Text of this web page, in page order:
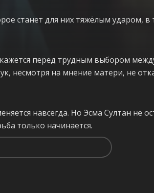
станет для них тяжёлым ударом, в
перед трудным выбором
несмотря на мнение матери, не
навсегда. Но Эсма Султан не
только начинается.